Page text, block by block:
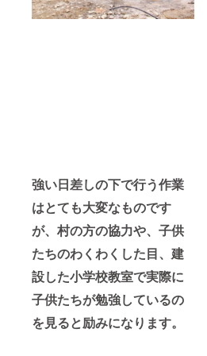
強い日差しの下で行う作業
はとても大変なものです
が、村の方の協力や、子供
たちのわくわくした目、建
設した小学校教室で実際に
子供たちが勉強しているの
を見ると励みになります。